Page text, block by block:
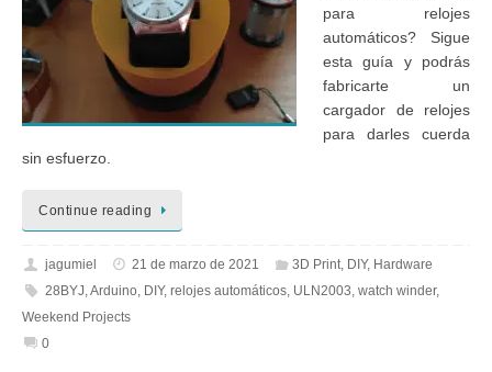
para relojes
automáticos? Sigue
esta guía y podrás
fabricarte un
cargador de relojes
para darles cuerda
sin esfuerzo.
Continue reading
jagumiel 21 de marzo de 2021 3D Print, DIY, Hardware
28BYJ,Arduino, DIY, relojes automáticos, ULN2003, watch winder,
Weekend Projects
0